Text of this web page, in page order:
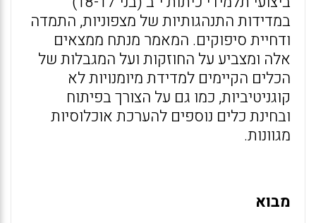
במדידות התנהגותיות של מצפוניות, התמדה
ודחיית סיפוקים. המאמר מנתח ממצאים
אלה ומצביע על החוזקות ועל המגבלות של
הכלים הקיימים למדידת מיומנויות לא
קוגניטיביות, כמו גם על הצורך בפיתוח
ובחינת כלים נוספים להערכת אוכלוסיות
מגוונות.
מבוא